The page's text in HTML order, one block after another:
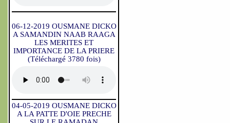
06-12-2019 OUSMANE DICKO
A SAMANDIN NAAB RAAGA
LES MERITES ET
IMPORTANCE DE LA PRIERE
(Téléchargé 3780 fois)
04-05-2019 OUSMANE DICKO
A LA PATTE D'OIE PRECHE